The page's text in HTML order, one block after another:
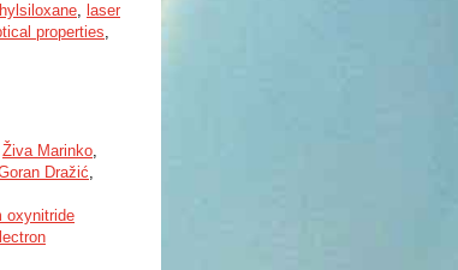
, laser
properties,
Živa Marinko,
Dražić,
oxynitride